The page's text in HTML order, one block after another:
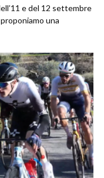
e del 12 settembre
una